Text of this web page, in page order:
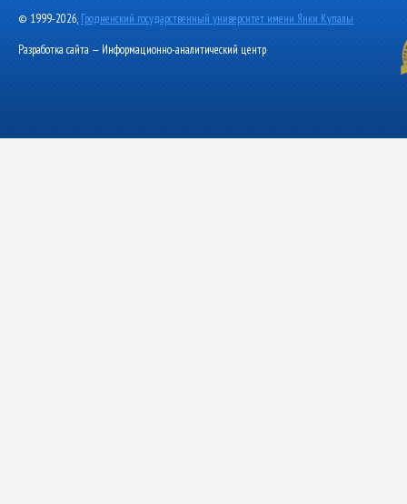
© 1999-2026, Гродненский государственный университет имени Янки Купалы
Разработка сайта — Информационно-аналитический центр